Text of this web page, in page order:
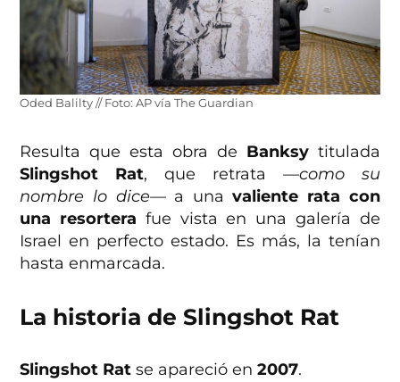
Oded Balilty // Foto: AP vía The Guardian
Resulta que esta obra de Banksy titulada
Slingshot Rat, que retrata —como su
nombre lo dice—a unavaliente rata con
una resortera fue vista en una galería de
Israel en perfecto estado. Es más, la tenían
hasta enmarcada.
La historia de Slingshot Rat
Slingshot Ratse apareció en2007.